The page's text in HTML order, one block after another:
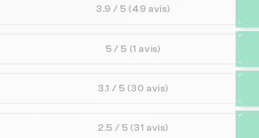
3.9 / 5 (49 avis)
5 / 5 (1 avis)
3.1 / 5 (30 avis)
2.5 / 5 (31 avis)